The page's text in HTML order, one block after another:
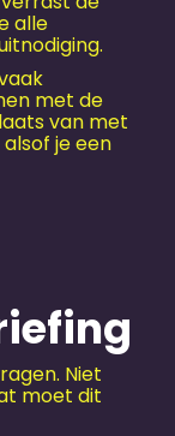
alle
met de
van met
je een
Niet
moet dit